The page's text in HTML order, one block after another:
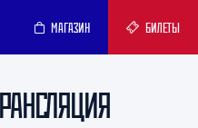
МАГАЗИН БИЛЕТЫ